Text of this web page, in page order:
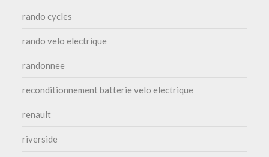
rando cycles
rando velo electrique
randonnee
reconditionnement batterie velo electrique
renault
riverside